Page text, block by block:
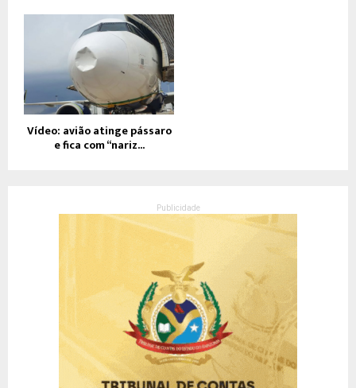
Vídeo: avião atinge pássaro
e fica com “nariz...
Publicidade